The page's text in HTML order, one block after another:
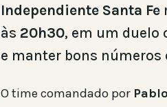
Independiente Santa Fe
às 20h30, em um duelo
e manter bons números
O time comandado por